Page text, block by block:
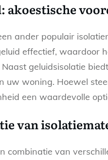
akoestische
ander populair
effectief, waardoor
Naast geluidsisolatie
uw woning. Hoewel
een waardevolle
van
combinatie van